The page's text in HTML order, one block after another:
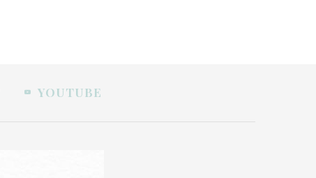
YOUTUBE